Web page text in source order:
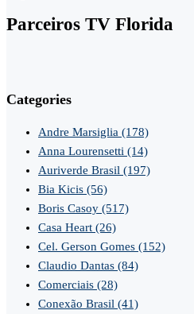
Parceiros TV Florida
Categories
Andre Marsiglia (178)
Anna Lourensetti (14)
Auriverde Brasil (197)
Bia Kicis (56)
Boris Casoy (517)
Casa Heart (26)
Cel. Gerson Gomes (152)
Claudio Dantas (84)
Comerciais (28)
Conexão Brasil (41)